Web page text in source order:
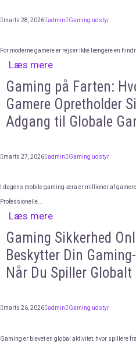
marts 28, 2026 admin Gaming udstyr
For moderne gamere er rejser ikke længere en
Læs mere
Gaming på Farten:
Gamere Opretholder
Adgang til Globale
marts 27, 2026 admin Gaming udstyr
I dagens mobile gaming-æra er millioner af
Professionelle...
Læs mere
Gaming Sikkerhed
Beskytter Din
Når Du Spiller Globalt
marts 26, 2026 admin Gaming udstyr
Gaming er blevet en global aktivitet, hvor spillere